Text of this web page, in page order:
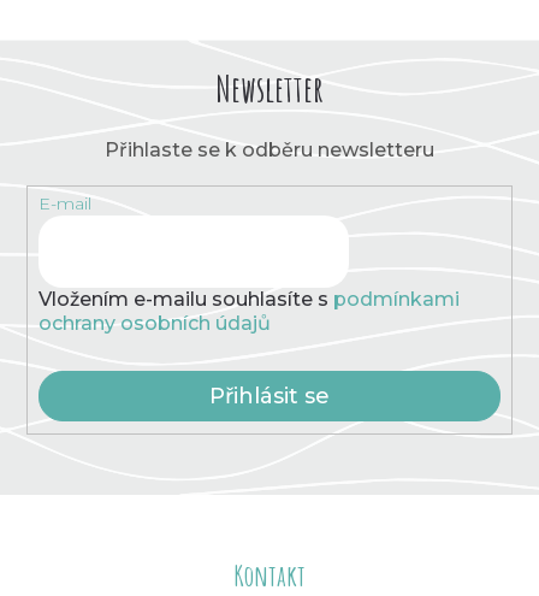
Newsletter
Přihlaste se k odběru newsletteru
E-mail
Vložením e-mailu souhlasíte s podmínkami
ochrany osobních údajů
Přihlásit se
Kontakt